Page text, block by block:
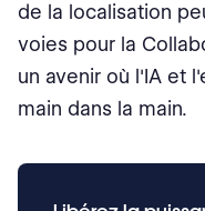
de la localisation
voies pour la
un avenir où l'IA et
main dans la main.